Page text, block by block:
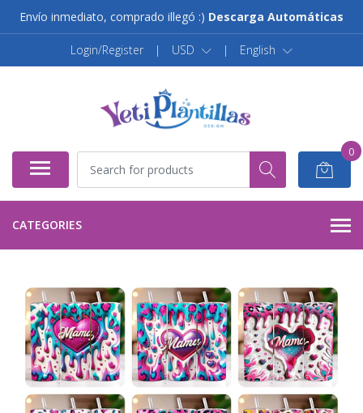
Envío inmediato, comprado illegó :) Descarga Automáticas
Login/Register | USD | English
0
CATEGORIES